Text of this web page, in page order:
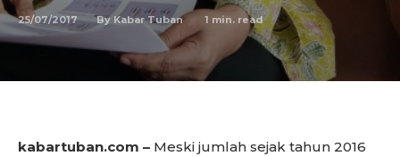
25/07/2017 By Kabar Tuban 1 min. read
kabartuban.com – Meski jumlah sejak tahun 2016